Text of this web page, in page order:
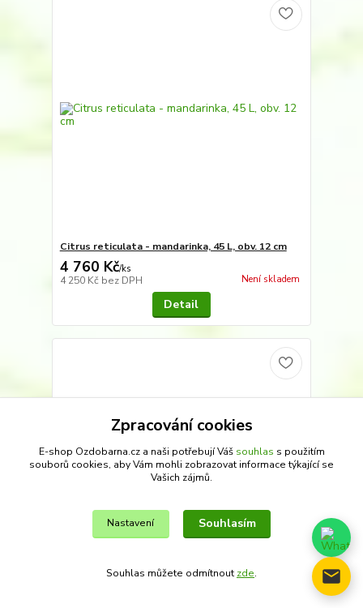
Citrus reticulata - mandarinka, 45 L, obv. 12 cm
4 760 Kč/ks
4 250 Kč bez DPH Není skladem
Detail
Zpracování cookies
E-shop Ozdobarna.cz a naši potřebují Váš souhlas s použitím
souborů cookies, aby Vám mohli zobrazovat informace týkající se
Vašich zájmů.
Nastavení Souhlasím
Souhlas můžete odmítnout zde.